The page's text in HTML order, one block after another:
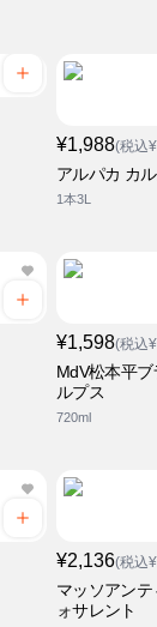
¥1,988(税込
アルパカ カ
1本3L
¥1,598(税込
MdV松本平
ルプス
720ml
¥2,136(税込
マッソアン
ォサレント